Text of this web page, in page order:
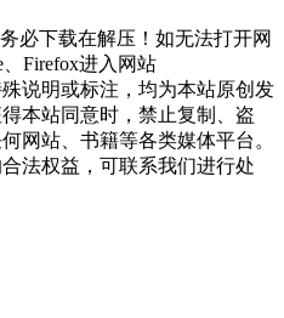
必下载在解压！如无法打开网
Firefox进入网站
说明或标注，均为本站原创发
本站同意时，禁止复制、盗
网站、书籍等各类媒体平台。
法权益，可联系我们进行处